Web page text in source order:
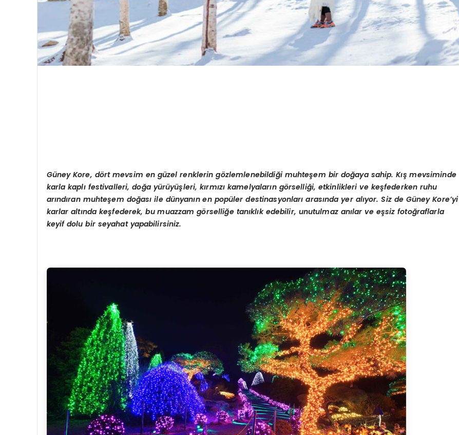
Güney Kore, dört mevsim en güzel renklerin gözlemlenebildiği muhteşem bir doğaya sahip. Kış mevsiminde
karla kaplı festivalleri, doğa yürüyüşleri, kırmızı kamelyaların görselliği, etkinlikleri ve keşfederken ruhu
arındıran muhteşem doğası ile dünyanın en popüler destinasyonları arasında yer alıyor. Siz de Güney Kore’yi
karlar altında keşfederek, bu muazzam görselliğe tanıklık edebilir, unutulmaz anılar ve eşsiz fotoğraflarla
keyif dolu bir seyahat yapabilirsiniz.